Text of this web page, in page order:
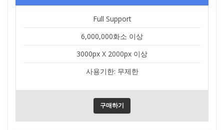
Full Support
6,000,000화소 이상
3000px X 2000px 이상
사용기한: 무제한
구매하기